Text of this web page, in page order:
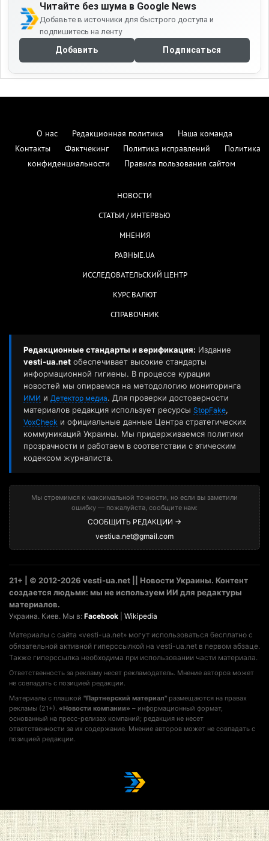
Читайте без шума в Google News
Добавьте в источники для быстрого доступа и
подпишитесь на ленту
Добавить Подписаться
О нас Редакционная политика
Наша команда
Контакты
Фактчекинг Политика исправлений
Политика
конфиденциальности
Правила пользования сайтом
НОВОСТИ
СТАТЬИ / ИНТЕРВЬЮ
МНЕНИЯ
РАВНЫЕ.UA
ИССЛЕДОВАТЕЛЬСКИЙ ЦЕНТР
КУРС ВАЛЮТ
СПРАВОЧНИК
Редакционные стандарты и верификация: Издание
vesti-ua.net обеспечивает высокие стандарты
информационной гигиены. В процессе курации
новостей мы опираемся на методологию мониторинга
ИМИ и Детектор медиа. Для проверки достоверности
материалов редакция использует ресурсы StopFake,
VoxCheck и официальные данные Центра стратегических
коммуникаций Украины. Мы придерживаемся политики
прозрачности и работаем в соответствии с этическим
кодексом журналиста.
Мы стремимся к максимальной точности, но если вы заметили
ошибку — пожалуйста, сообщите нам:
СООБЩИТЬ РЕДАКЦИИ →
vestiua.net@gmail.com
21+ | © 2012-2026 vesti-ua.net || Новости Украины. Контент
создается людьми: мы не используем ИИ для редактуры
материалов.
Украина. Киев. Мы в: Facebook Wikipedia
Материалы с сайта «vesti-ua.net» могут использоваться бесплатно с
обязательной активной гиперссылкой на vesti-ua.net в первом абзаце.
Также гиперссылка необходима при использовании части материала.
Ответственность за рекламу несет рекламодатель. Мнение авторов может
не совпадать с позицией редакции.
Материалы с плашкой "Партнерский материал" размещаются на правах
рекламы (21+). «Новости компании» – информационный формат,
основанный на пресс-релизах компаний; редакция не несет
ответственности за их содержание. Мнение авторов может не совпадать с
позицией редакции.